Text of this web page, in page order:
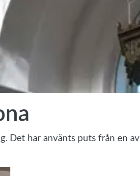
Det har använts puts från en av